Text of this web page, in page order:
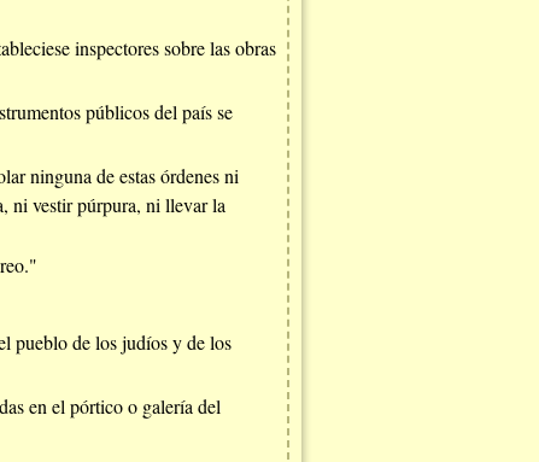
inspectores sobre las obras
públicos del país se
ninguna de estas órdenes ni
ni vestir púrpura, ni llevar la
pueblo de los judíos y de los
en el pórtico o galería del